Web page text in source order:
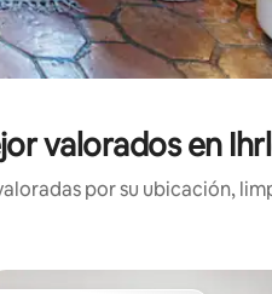
valorados en
por su ubicación,